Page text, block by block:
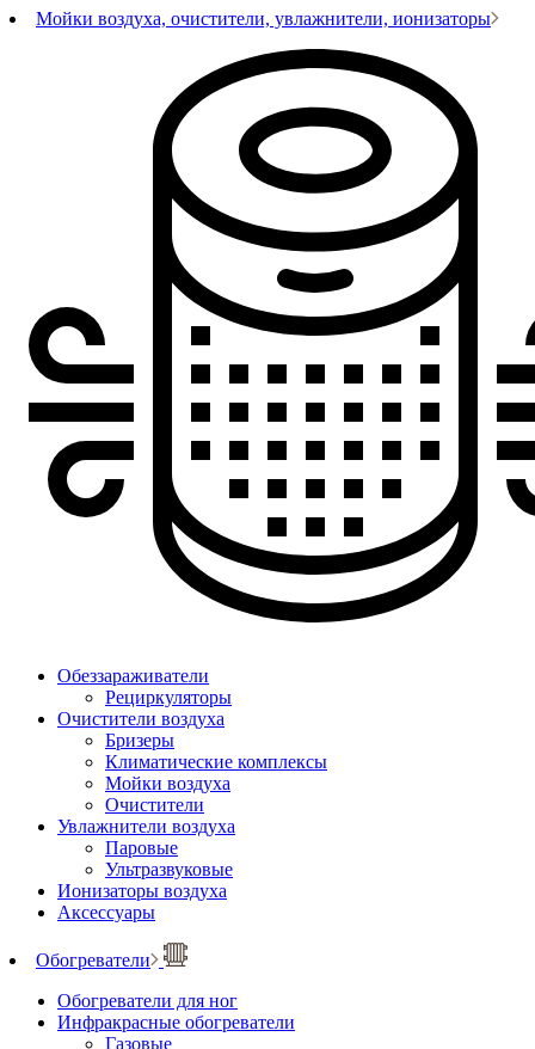
Мойки воздуха, очистители, увлажнители, ионизаторы
Обеззараживатели
Рециркуляторы
Очистители воздуха
Бризеры
Климатические комплексы
Мойки воздуха
Очистители
Увлажнители воздуха
Паровые
Ультразвуковые
Ионизаторы воздуха
Аксессуары
Обогреватели
Обогреватели для ног
Инфракрасные обогреватели
Газовые